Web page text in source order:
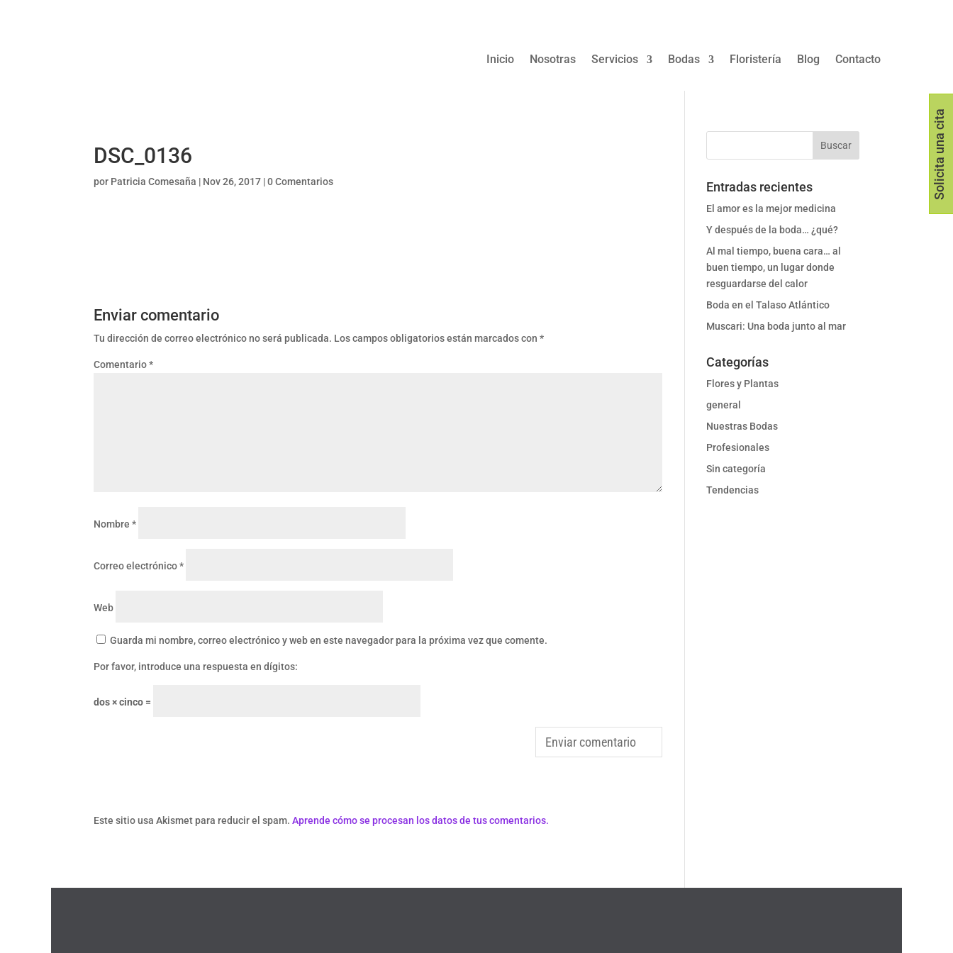
Inicio Nosotras Servicios Bodas Floristería Blog Contacto
DSC_0136
por Patricia Comesaña | Nov 26, 2017 |0 Comentarios
Enviar comentario
Tu dirección de correo electrónico no será publicada. Los campos obligatorios están marcados con *
Comentario*
Nombre *
Correo electrónico*
Web
Guarda mi nombre, correo electrónico y web en este navegador para la próxima vez que comente.
Por favor, introduce una respuesta en dígitos:
dos × cinco =
Este sitio usa Akismet para reducir el spam. Aprende cómo se procesan los datos de tus comentarios.
Entradas recientes
El amor es la mejor medicina
Y después de la boda… ¿qué?
Al mal tiempo, buena cara… al
buen tiempo, un lugar donde
resguardarse del calor
Boda en el Talaso Atlántico
Muscari: Una boda junto al mar
Categorías
Flores y Plantas
general
Nuestras Bodas
Profesionales
Sin categoría
Tendencias
Solicita una cita